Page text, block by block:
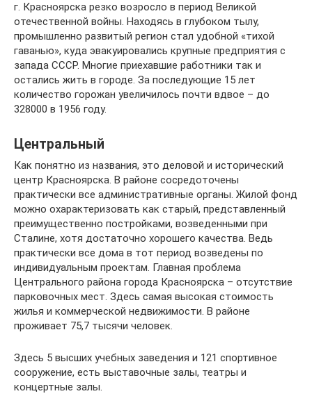
г. Красноярска резко возросло в период Великой
отечественной войны. Находясь в глубоком тылу,
промышленно развитый регион стал удобной «тихой
гаванью», куда эвакуировались крупные предприятия с
запада СССР. Многие приехавшие работники так и
остались жить в городе. За последующие 15 лет
количество горожан увеличилось почти вдвое – до
328000 в 1956 году.
Центральный
Как понятно из названия, это деловой и исторический
центр Красноярска. В районе сосредоточены
практически все административные органы. Жилой фонд
можно охарактеризовать как старый, представленный
преимущественно постройками, возведенными при
Сталине, хотя достаточно хорошего качества. Ведь
практически все дома в тот период возведены по
индивидуальным проектам. Главная проблема
Центрального района города Красноярска – отсутствие
парковочных мест. Здесь самая высокая стоимость
жилья и коммерческой недвижимости. В районе
проживает 75,7 тысячи человек.
Здесь 5 высших учебных заведения и 121 спортивное
сооружение, есть выставочные залы, театры и
концертные залы.